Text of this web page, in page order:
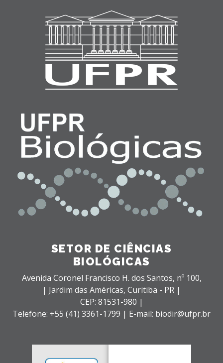
SETOR DE CIÊNCIAS
BIOLÓGICAS
Avenida Coronel Francisco H. dos Santos, nº 100,
| Jardim das Américas, Curitiba - PR |
CEP: 81531-980 |
Telefone: +55 (41) 3361-1799 | E-mail: biodir@ufpr.br